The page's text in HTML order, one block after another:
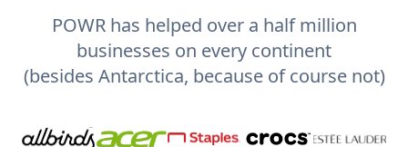
POWR has helped over a half million
businesses on every continent
(besides Antarctica, because of course not)